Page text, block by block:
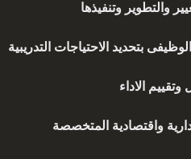
والتطوير وتنفيذها
بتحديد الاحتياجات التدريبية
الاداء
واقتصادية المتخصصة